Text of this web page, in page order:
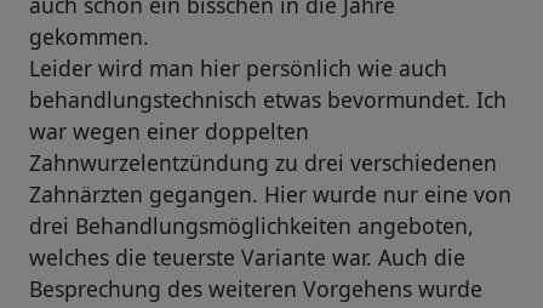
gekommen.
Leider wird man hier persönlich wie auch
behandlungstechnisch etwas bevormundet. Ich
war wegen einer doppelten
Zahnwurzelentzündung zu drei verschiedenen
Zahnärzten gegangen. Hier wurde nur eine von
drei Behandlungsmöglichkeiten angeboten,
welches die teuerste Variante war. Auch die
Besprechung des weiteren Vorgehens wurde